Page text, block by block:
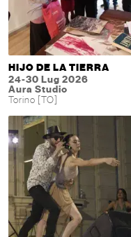
HIJO DE LA TIERRA
24-30 Lug 2026
Aura Studio
Torino [TO]